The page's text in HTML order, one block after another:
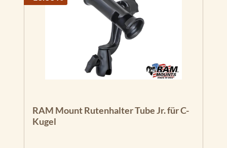
RAM Mount Rutenhalter Tube Jr. für C-
Kugel